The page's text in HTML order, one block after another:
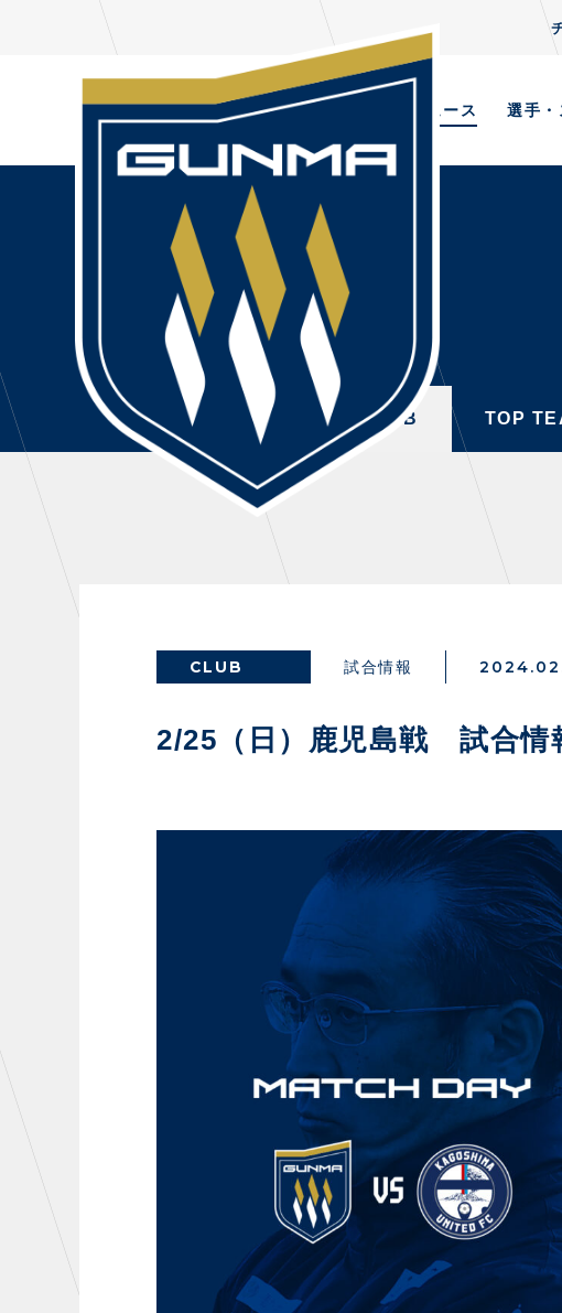
ニュース 選手・
NEWS
TOPICS
CLUB
TOP TEAM
CHALLENGERS
ACADEMY
・練習場ごと
・練習場マップ
スタジアムルール
初心者向けのガイダンス
運営サポートスタッフ募集
ファンクラブ
グッズ
ザスパタイムズ
各SNS
クラブアンバサ
CHALLENGERS
ニュース NEWS
ALL TOPICS CLUB TOP
CLUB 試合情報
2/25（日）鹿児島戦 試合情